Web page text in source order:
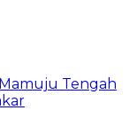
Tengah